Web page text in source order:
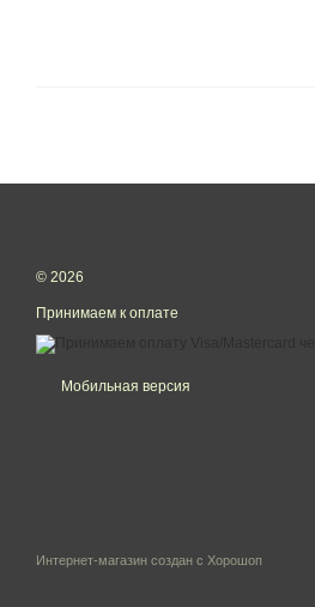
© 2026
Принимаем к оплате
Мобильная версия
Интернет-магазин создан с Хорошоп